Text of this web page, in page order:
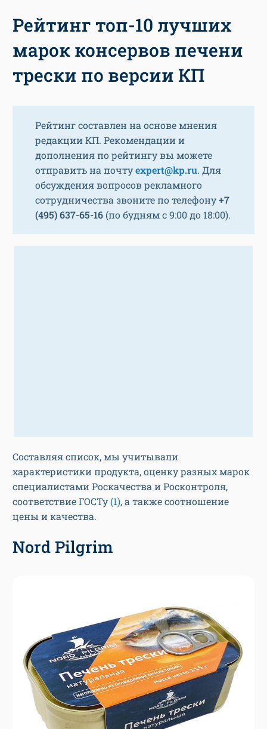
Рейтинг топ-10 лучших
марок консервов печени
трески по версии КП
Рейтинг составлен на основе мнения
редакции КП. Рекомендации и
дополнения по рейтингу вы можете
отправить на почтуexpert@kp.ru. Для
обсуждения вопросов рекламного
сотрудничества звоните по телефону+7
(495) 637-65-16 (по будням с 9:00 до 18:00).
Составляя список, мы учитывали
характеристики продукта, оценку разных марок
специалистами Роскачества и Росконтроля,
соответствие ГОСТу (1), а также соотношение
цены и качества.
Nord Pilgrim